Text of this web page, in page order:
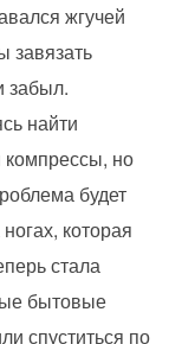
жгучей
завязать
забыл.
найти
компрессы, но
будет
которая
стала
бытовые
спуститься по